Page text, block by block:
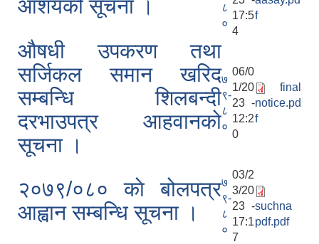
आशयको सूचना ।
८
०
17:5
4
f
औषधी उपकरण तथा
सर्जिकल समान खरिद
सम्बन्धि शिलबन्दी
दरभाउपत्र आहवानको
सूचना ।
७
९-
८
०
06/0
1/20
23 -
12:2
0
final
notice.pd
f
२०७९/०८० काे बोलपत्र
आह्वान सम्बन्धि सूचना ।
७
९-
८
०
03/2
3/20
23 -
17:1
7
suchna
pdf.pdf